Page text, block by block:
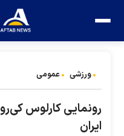
ورزشی عمومی
رونمایی کارلوس
ایران